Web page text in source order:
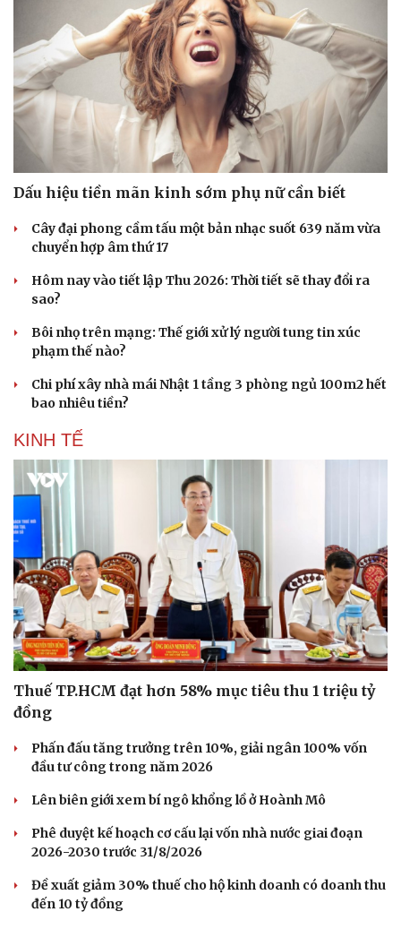
Doanh nghiệp
Thông tin doanh nghiệp
Doanh nghiệp 24h
Doanh nhân
Vì cộng đồng
Công nghệ
Sành điệu
Tin Công nghệ
Trải nghiệm
Chuyển đổi số
Dấu hiệu tiền mãn kinh sớm phụ nữ cần biết
Cây đại phong cầm tấu một bản nhạc suốt 639 năm vừa
chuyển hợp âm thứ 17
Hôm nay vào tiết lập Thu 2026: Thời tiết sẽ thay đổi ra
sao?
Bôi nhọ trên mạng: Thế giới xử lý người tung tin xúc
phạm thế nào?
Chi phí xây nhà mái Nhật 1 tầng 3 phòng ngủ 100m2 hết
bao nhiêu tiền?
KINH TẾ
Thuế TP.HCM đạt hơn 58% mục tiêu thu 1 triệu tỷ
đồng
Phấn đấu tăng trưởng trên 10%, giải ngân 100% vốn
đầu tư công trong năm 2026
Lên biên giới xem bí ngô khổng lồ ở Hoành Mô
Phê duyệt kế hoạch cơ cấu lại vốn nhà nước giai đoạn
2026-2030 trước 31/8/2026
Đề xuất giảm 30% thuế cho hộ kinh doanh có doanh thu
đến 10 tỷ đồng